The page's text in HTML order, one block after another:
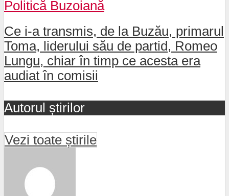
Politică Buzoiană
Ce i-a transmis, de la Buzău, primarul
Toma, liderului său de partid, Romeo
Lungu, chiar în timp ce acesta era
audiat în comisii
Autorul știrilor
Vezi toate știrile